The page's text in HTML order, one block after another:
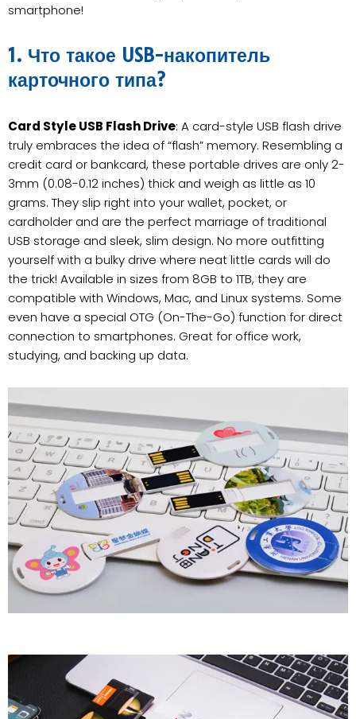
smartphone!
1. Что такое USB-накопитель
карточного типа?
Card Style USB Flash Drive: A card-style USB flash drive
truly embraces the idea of “flash” memory. Resembling a
credit card or bankcard, these portable drives are only 2-
3mm (0.08-0.12 inches) thick and weigh as little as 10
grams. They slip right into your wallet, pocket, or
cardholder and are the perfect marriage of traditional
USB storage and sleek, slim design. No more outfitting
yourself with a bulky drive where neat little cards will do
the trick! Available in sizes from 8GB to 1TB, they are
compatible with Windows, Mac, and Linux systems. Some
even have a special OTG (On-The-Go) function for direct
connection to smartphones. Great for office work,
studying, and backing up data.